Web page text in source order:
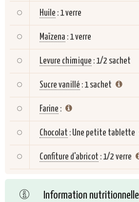
Huile : 1 verre
Maïzena : 1 verre
Levure chimique : 1/2 sachet
Sucre vanillé : 1 sachet
Farine :
Chocolat : Une petite tablette
Confiture d'abricot : 1/2 verre
Information nutritionnelle